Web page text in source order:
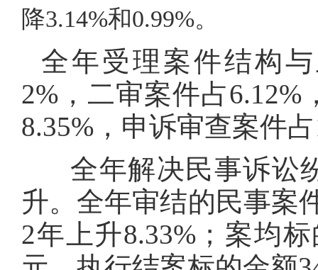
降3.14%和0.99%。
全年受理案件结构
2%，二审案件占
8.35%，申诉审查案件
全年解决民事诉讼
升。全年审结的民事案
2年上升8.33%；案均